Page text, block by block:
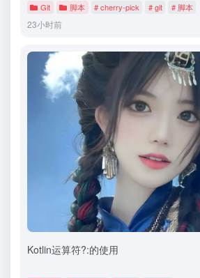
Git 脚本 # cherry-pick # git # 脚本
23小时前
Kotlin运算符?:的使用